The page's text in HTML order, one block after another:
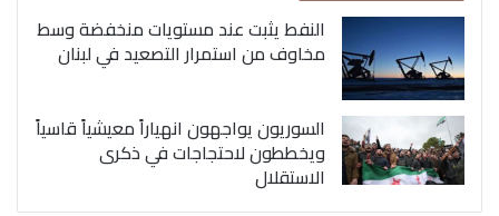
النفط يثبت عند مستويات منخفضة وسط
مخاوف من استمرار التصعيد في لبنان
السوريون يواجهون انهياراً معيشياً قاسياً
ويخططون لاحتجاجات في ذكرى
الاستقلال